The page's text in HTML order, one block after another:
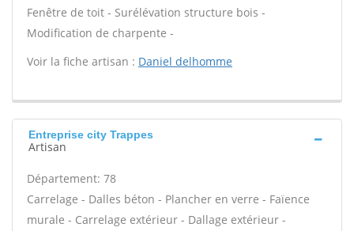
Fenêtre de toit - Surélévation structure bois -
Modification de charpente -
Voir la fiche artisan : Daniel delhomme
Entreprise city Trappes
Artisan
Département: 78
Carrelage - Dalles béton - Plancher en verre - Faïence
murale - Carrelage extérieur - Dallage extérieur -